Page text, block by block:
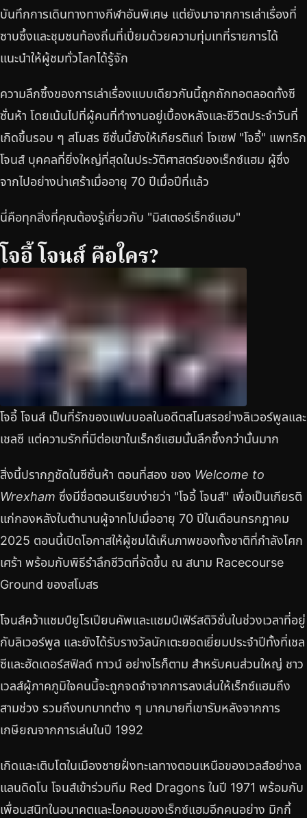
บันทึกการเดินทางทางกีฬาอันพิเศษ แต่ยังมาจากการเล่าเรื่องที่
ซาบซึ้งและชุมชนท้องถิ่นที่เปี่ยมด้วยความทุ่มเทที่รายการได้
แนะนำให้ผู้ชมทั่วโลกได้รู้จัก
ความลึกซึ้งของการเล่าเรื่องแบบเดียวกันนี้ถูกถักทอตลอดทั้งซี
ซั่นห้า โดยเน้นไปที่ผู้คนที่ทำงานอยู่เบื้องหลังและชีวิตประจำวันที่
เกิดขึ้นรอบ ๆ สโมสร ซีซั่นนี้ยังให้เกียรติแก่ โจเซฟ "โจอี้" แพทริก
โจนส์ บุคคลที่ยิ่งใหญ่ที่สุดในประวัติศาสตร์ของเร็กซ์แฮม ผู้ซึ่ง
จากไปอย่างน่าเศร้าเมื่ออายุ 70 ปีเมื่อปีที่แล้ว
นี่คือทุกสิ่งที่คุณต้องรู้เกี่ยวกับ "มิสเตอร์เร็กซ์แฮม"
โจอี้ โจนส์ คือใคร?
โจอี้ โจนส์ เป็นที่รักของแฟนบอลในอดีตสโมสรอย่างลิเวอร์พูลและ
เชลซี แต่ความรักที่มีต่อเขาในเร็กซ์แฮมนั้นลึกซึ้งกว่านั้นมาก
สิ่งนี้ปรากฏชัดในซีซั่นห้า ตอนที่สอง ของ Welcome to
Wrexham ซึ่งมีชื่อตอนเรียบง่ายว่า "โจอี้ โจนส์" เพื่อเป็นเกียรติ
แก่กองหลังในตำนานผู้จากไปเมื่ออายุ 70 ปีในเดือนกรกฎาคม
2025 ตอนนี้เปิดโอกาสให้ผู้ชมได้เห็นภาพของทั้งชาติที่กำลังโศก
เศร้า พร้อมกับพิธีรำลึกชีวิตที่จัดขึ้น ณ สนาม Racecourse
Ground ของสโมสร
โจนส์คว้าแชมป์ยูโรเปียนคัพและแชมป์เฟิร์สดิวิชั่นในช่วงเวลาที่อยู่
กับลิเวอร์พูล และยังได้รับรางวัลนักเตะยอดเยี่ยมประจำปีทั้งที่เชล
ซีและฮัดเดอร์สฟิลด์ ทาวน์ อย่างไรก็ตาม สำหรับคนส่วนใหญ่ ชาว
เวลส์ผู้ภาคภูมิใจคนนี้จะถูกจดจำจากการลงเล่นให้เร็กซ์แฮมถึง
สามช่วง รวมถึงบทบาทต่าง ๆ มากมายที่เขารับหลังจากการ
เกษียณจากการเล่นในปี 1992
เกิดและเติบโตในเมืองชายฝั่งทะเลทางตอนเหนือของเวลส์อย่างล
แลนดิดโน โจนส์เข้าร่วมทีม Red Dragons ในปี 1971 พร้อมกับ
เพื่อนสนิทในอนาคตและไอคอนของเร็กซ์แฮมอีกคนอย่าง มิกกี้